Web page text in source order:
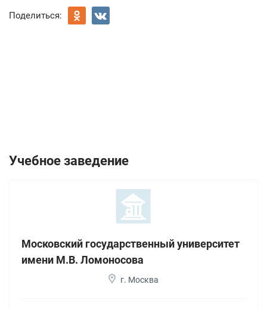
Поделиться:
Учебное заведение
Московский государственный университет
имени М.В. Ломоносова
г. Москва